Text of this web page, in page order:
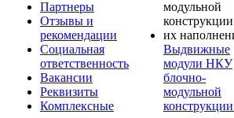
Партнеры
Отзывы и
рекомендации
Социальная
ответственность
Вакансии
Реквизиты
Комплексные
Выдвижные
модули НКУ
блочно-
модульной